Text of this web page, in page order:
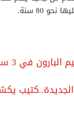
80 سنة.
وبدء مشروع قصر السلطانة ملك